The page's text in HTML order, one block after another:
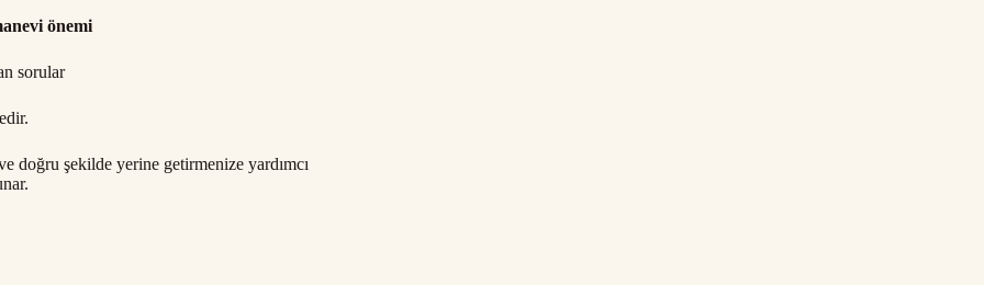
önemi
sorular
doğru şekilde yerine getirmenize yardımcı